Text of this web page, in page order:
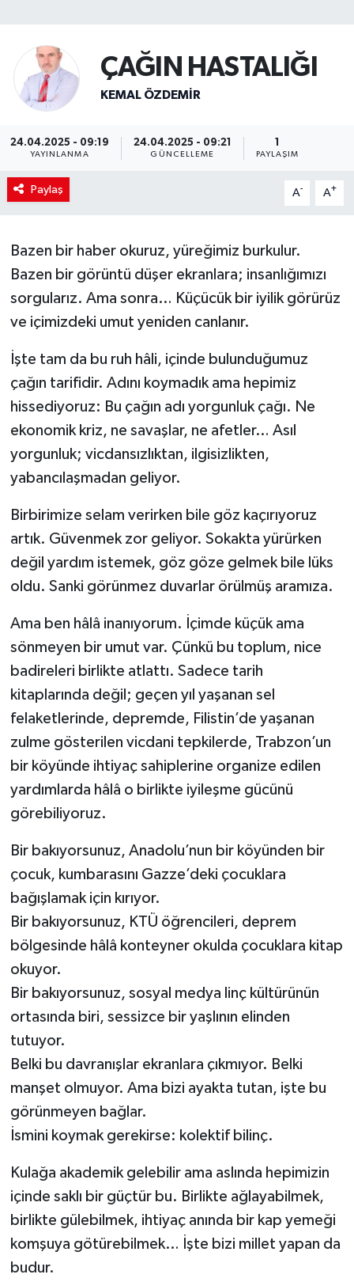
ÇAĞIN HASTALIĞI
KEMAL ÖZDEMIR
24.04.2025 - 09:19
YAYINLANMA
24.04.2025 - 09:21
GÜNCELLEME
1
PAYLAŞIM
Paylaş A- A+
Bazen bir haber okuruz, yüreğimiz burkulur.
Bazen bir görüntü düşer ekranlara; insanlığımızı
sorgularız. Ama sonra… Küçücük bir iyilik görürüz
ve içimizdeki umut yeniden canlanır.
İşte tam da bu ruh hâli, içinde bulunduğumuz
çağın tarifidir. Adını koymadık ama hepimiz
hissediyoruz: Bu çağın adı yorgunluk çağı. Ne
ekonomik kriz, ne savaşlar, ne afetler… Asıl
yorgunluk; vicdansızlıktan, ilgisizlikten,
yabancılaşmadan geliyor.
Birbirimize selam verirken bile göz kaçırıyoruz
artık. Güvenmek zor geliyor. Sokakta yürürken
değil yardım istemek, göz göze gelmek bile lüks
oldu. Sanki görünmez duvarlar örülmüş aramıza.
Ama ben hâlâ inanıyorum. İçimde küçük ama
sönmeyen bir umut var. Çünkü bu toplum, nice
badireleri birlikte atlattı. Sadece tarih
kitaplarında değil; geçen yıl yaşanan sel
felaketlerinde, depremde, Filistin’de yaşanan
zulme gösterilen vicdani tepkilerde, Trabzon’un
bir köyünde ihtiyaç sahiplerine organize edilen
yardımlarda hâlâ o birlikte iyileşme gücünü
görebiliyoruz.
Bir bakıyorsunuz, Anadolu’nun bir köyünden bir
çocuk, kumbarasını Gazze’deki çocuklara
bağışlamak için kırıyor.
Bir bakıyorsunuz, KTÜ öğrencileri, deprem
bölgesinde hâlâ konteyner okulda çocuklara kitap
okuyor.
Bir bakıyorsunuz, sosyal medya linç kültürünün
ortasında biri, sessizce bir yaşlının elinden
tutuyor.
Belki bu davranışlar ekranlara çıkmıyor. Belki
manşet olmuyor. Ama bizi ayakta tutan, işte bu
görünmeyen bağlar.
İsmini koymak gerekirse: kolektif bilinç.
Kulağa akademik gelebilir ama aslında hepimizin
içinde saklı bir güçtür bu. Birlikte ağlayabilmek,
birlikte gülebilmek, ihtiyaç anında bir kap yemeği
komşuya götürebilmek… İşte bizi millet yapan da
budur.
Teknoloji
TRABZON
TRABZONSPOR
Yaşam